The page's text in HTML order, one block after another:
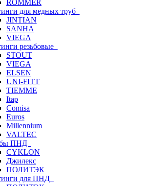
ROMMER
для медных труб
JINTIAN
SANHA
VIEGA
резьбовые
STOUT
VIEGA
ELSEN
UNI-FITT
TIEMME
Itap
Comisa
Euros
Millennium
VALTEC
ПНД
CYKLON
Джилекс
ПОЛИТЭК
для ПНД